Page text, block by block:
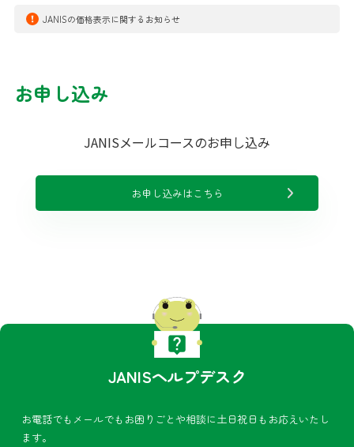
JANISの価格表示に関するお知らせ
お申し込み
JANISメールコースのお申し込み
お申し込みはこちら
JANISヘルプデスク
お電話でもメールでもお困りごとや相談に土日祝日もお応えいたし
ます。